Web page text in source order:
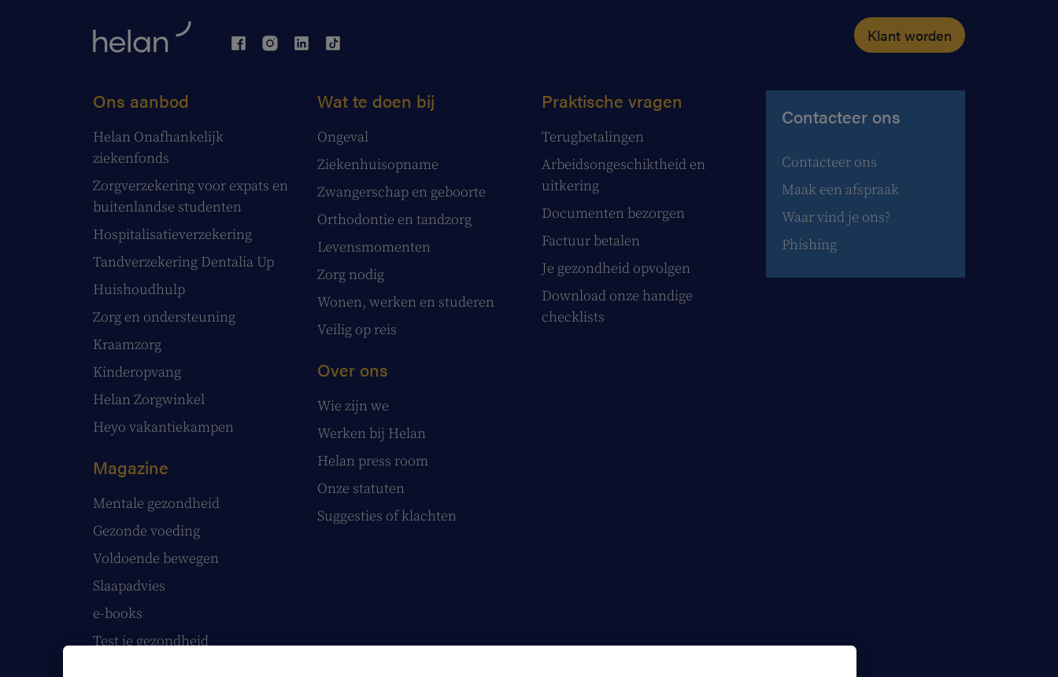
Klant worden
Ons aanbod
Helan Onafhankelijk
ziekenfonds
Zorgverzekering voor expats en
buitenlandse studenten
Hospitalisatieverzekering
Tandverzekering Dentalia Up
Huishoudhulp
Zorg en ondersteuning
Kraamzorg
Kinderopvang
Helan Zorgwinkel
Heyo vakantiekampen
Magazine
Mentale gezondheid
Gezonde voeding
Voldoende bewegen
Slaapadvies
e-books
Test je gezondheid
Wat te doen bij
Ongeval
Ziekenhuisopname
Zwangerschap en geboorte
Orthodontie en tandzorg
Levensmomenten
Zorg nodig
Wonen, werken en studeren
Veilig op reis
Over ons
Wie zijn we
Werken bij Helan
Helan press room
Onze statuten
Suggesties of klachten
Praktische vragen
Terugbetalingen
Arbeidsongeschiktheid en
uitkering
Documenten bezorgen
Factuur betalen
Je gezondheid opvolgen
Download onze handige
checklists
Contacteer ons
Contacteer ons
Maak een afspraak
Waar vind je ons?
Phishing